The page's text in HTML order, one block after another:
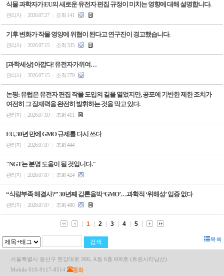
식물 과학자가 EU의 새로운 유전자 편집 규정이 미치는 영향에 대해 설명합니다.
관리자 2026.07.27 조회 141
기후 변화가 작물 영양에 위협이 된다고 연구진이 경고했습니다.
관리자 2026.07.15 조회 335
[과학세상] 아깝다! 유전자가위여…
관리자 2026.07.15 조회 279
논평: 유럽은 유전자 편집 작물 도입의 길을 열었지만, 공포에 기반한 제한 조치가
여전히 그 잠재력을 완전히 발휘하는 것을 막고 있다.
관리자 2026.07.10 조회 411
EU, 30년 만에 GMO 규제를 다시 쓰다
관리자 2026.07.07 조회 444
"NGT는 분명 도움이 될 것입니다."
관리자 2026.07.07 조회 424
“식량부족 해결사?” 30년째 갑론을박 ‘GMO’…과학적 ‘위해성’ 입증 없다
관리자 2026.07.07 조회 480
1 2 3 4 5
목록
서울특별시 용산구 한강대로 366, A동 6층 606호 (트윈시티남산)
Mobile 010-9117-8514
통화